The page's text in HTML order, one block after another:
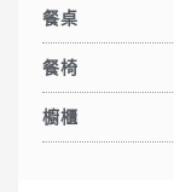
餐桌
餐椅
櫥櫃